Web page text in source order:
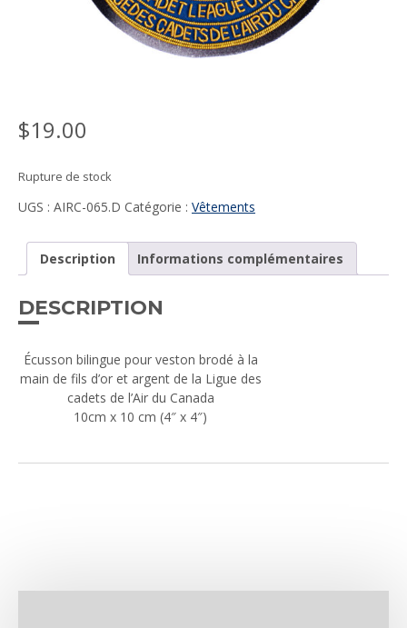
$19.00
Rupture de stock
UGS : AIRC-065.D Catégorie : Vêtements
Description Informations complémentaires
DESCRIPTION
Écusson bilingue pour veston brodé à la
main de fils d’or et argent de la Ligue des
cadets de l’Air du Canada
10cm x 10 cm (4″ x 4″)